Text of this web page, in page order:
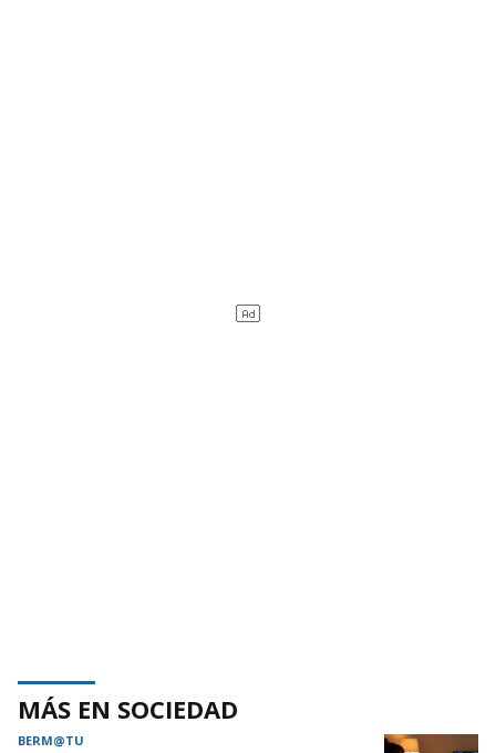
MÁS EN SOCIEDAD
BERM@TU